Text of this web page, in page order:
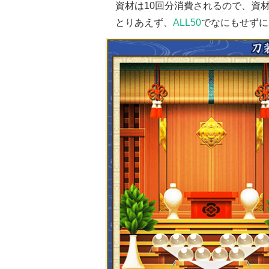
資材は10回分消費されるので、資
とりあえず、 ALL50でなにもせず